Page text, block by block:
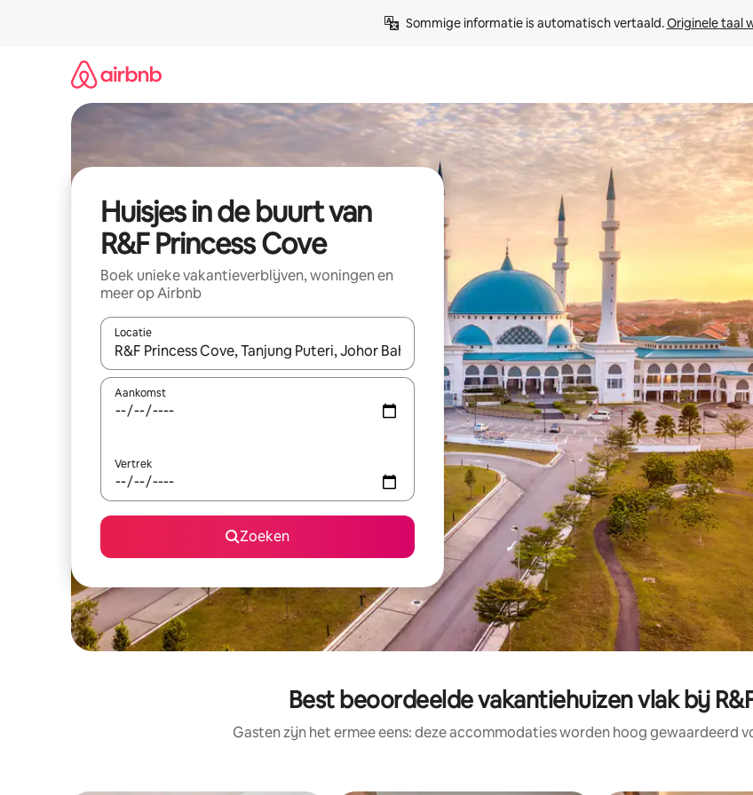
Sommige informatie is automatisch vertaald. Originele taal
Huisjes in de buurt van
R&F Princess Cove
Boek unieke vakantieverblijven, woningen en
meer op Airbnb
Locatie
Wanneer er suggesties beschikbaar zijn, maak je een keuze met je de pijltjestoetsen omhoog en omlaag, óf
Aankomst
Vertrek
Zoeken
Best beoordeelde vakantiehuizen vlak bij
Gasten zijn het ermee eens: deze accommodaties worden hoog gewaardeerd